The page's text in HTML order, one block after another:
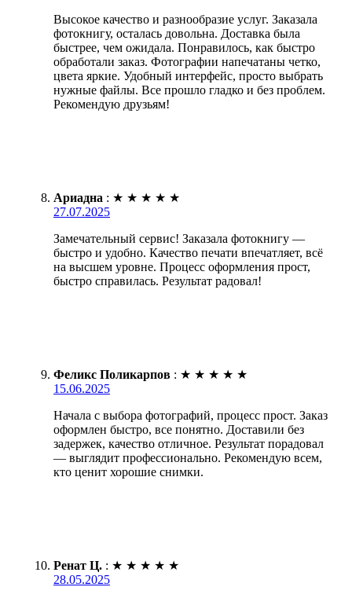
Высокое качество и разнообразие услуг. Заказала
фотокнигу, осталась довольна. Доставка была
быстрее, чем ожидала. Понравилось, как быстро
обработали заказ. Фотографии напечатаны четко,
цвета яркие. Удобный интерфейс, просто выбрать
нужные файлы. Все прошло гладко и без проблем.
Рекомендую друзьям!
Ариадна : ★ ★ ★ ★ ★
27.07.2025
Замечательный сервис! Заказала фотокнигу —
быстро и удобно. Качество печати впечатляет, всё
на высшем уровне. Процесс оформления прост,
быстро справилась. Результат радовал!
Феликс Поликарпов : ★ ★ ★ ★ ★
15.06.2025
Начала с выбора фотографий, процесс прост. Заказ
оформлен быстро, все понятно. Доставили без
задержек, качество отличное. Результат порадовал
— выглядит профессионально. Рекомендую всем,
кто ценит хорошие снимки.
Ренат Ц. : ★ ★ ★ ★ ★
28.05.2025